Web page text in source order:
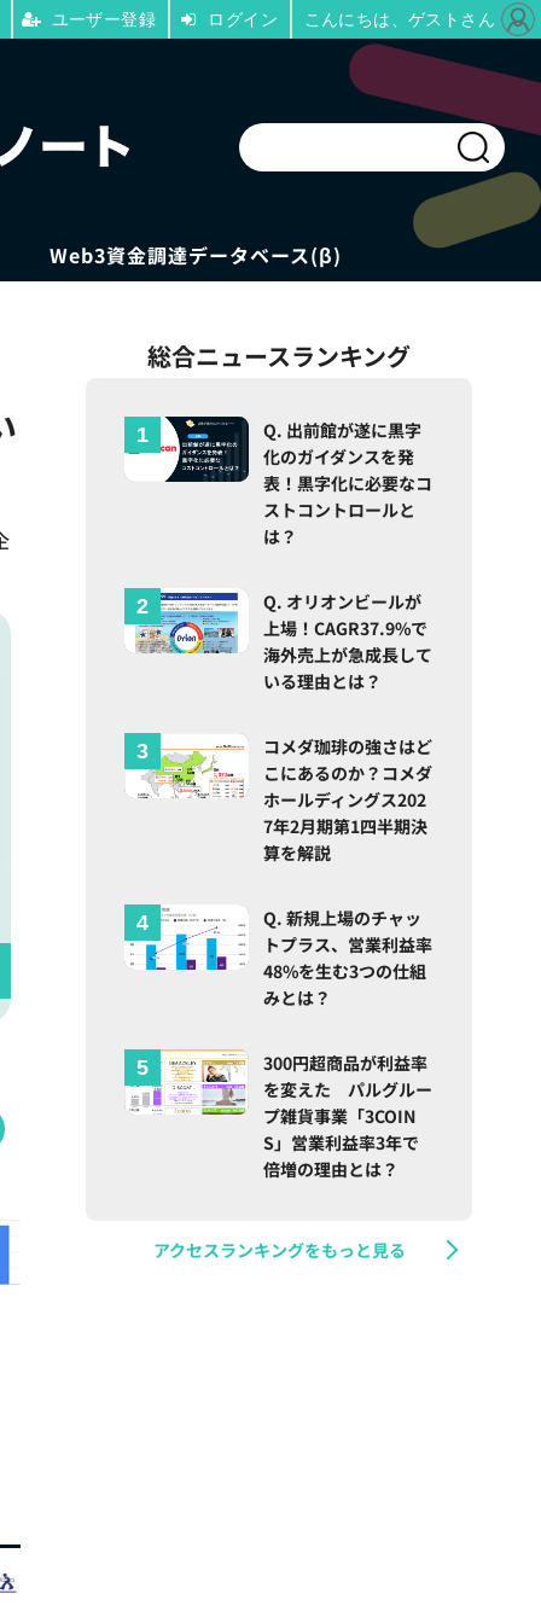
Web3資金調達データベース(β)
総合ニュースランキング
Q. 出前館が遂に黒字
化のガイダンスを発
表！黒字化に必要なコ
ストコントロールと
は？
Q. オリオンビールが
上場！CAGR37.9%で
海外売上が急成長して
いる理由とは？
コメダ珈琲の強さはど
こにあるのか？コメダ
ホールディングス202
7年2月期第1四半期決
算を解説
Q. 新規上場のチャッ
トプラス、営業利益率
48%を生む3つの仕組
みとは？
300円超商品が利益率
を変えた パルグルー
プ雑貨事業「3COIN
S」営業利益率3年で
倍増の理由とは？
アクセスランキングをもっと見る
ユーザー登録 ログイン こんにちは、ゲストさん